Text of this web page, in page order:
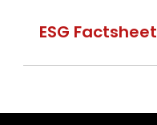
ESG Factsheet